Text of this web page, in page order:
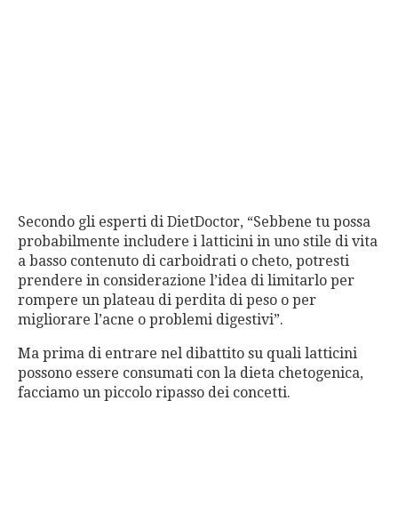
Secondo gli esperti di DietDoctor, “Sebbene tu possa
probabilmente includere i latticini in uno stile di vita
a basso contenuto di carboidrati o cheto, potresti
prendere in considerazione l’idea di limitarlo per
rompere un plateau di perdita di peso o per
migliorare l’acne o problemi digestivi”.
Ma prima di entrare nel dibattito su quali latticini
possono essere consumati con la dieta chetogenica,
facciamo un piccolo ripasso dei concetti.